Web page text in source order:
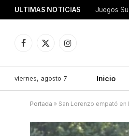
ULTIMAS NOTICIAS Juegos
Facebook
X
Instagram
viernes, agosto 7 Inicio
Portada » San Lorenzo empató